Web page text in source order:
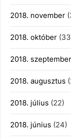
2018. november
2018. október
2018. szeptember
2018. augusztus
2018. július (22)
2018. június (24)